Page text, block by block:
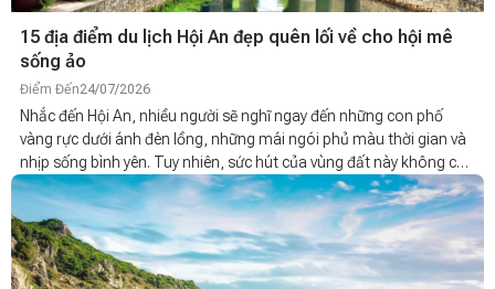
15 địa điểm du lịch Hội An đẹp quên lối về cho hội mê
sống ảo
Điểm Đến24/07/2026
Nhắc đến Hội An, nhiều người sẽ nghĩ ngay đến những con phố
vàng rực dưới ánh đèn lồng, những mái ngói phủ màu thời gian và
nhịp sống bình yên. Tuy nhiên, sức hút của vùng đất này không chỉ
nằm ở phố cổ mà còn đến từ những bãi biển trong xanh, làng nghề
truyền thống, rừng dừa xanh mát hay các công trình văn hóa
mang đậm dấu ấn lịch sử. Nếu bạn đang tìm kiếm địa điểm du lịch
Hội An để lên kế hoạch cho chuyến đi sắp tới thì danh sách dưới
đây sẽ giúp bạn khám phá trọn vẹn vẻ đẹp của thành phố di sản.